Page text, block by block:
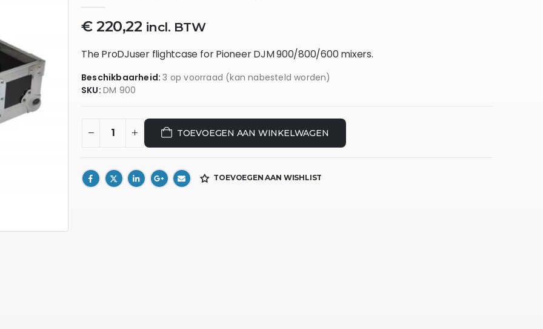
€220,22 incl. BTW
The ProDJuser flightcase for Pioneer DJM 900/800/600 mixers.
Beschikbaarheid:3 op voorraad (kan nabesteld worden)
SKU: DM 900
TOEVOEGEN AAN WINKELWAGEN
TOEVOEGEN AAN WISHLIST